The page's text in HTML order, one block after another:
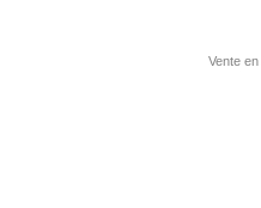
Vente